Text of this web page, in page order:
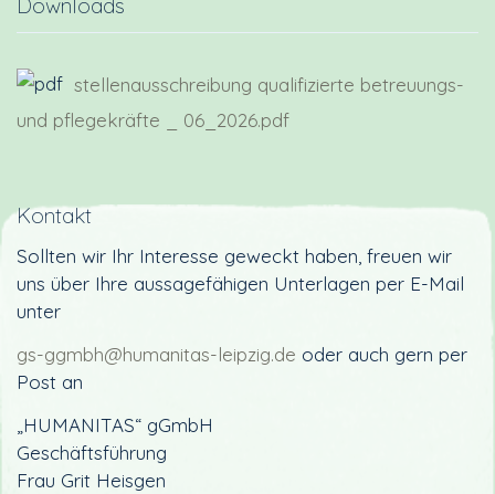
Downloads
stellenausschreibung qualifizierte betreuungs-
und pflegekräfte _ 06_2026.pdf
Kontakt
Sollten wir Ihr Interesse geweckt haben, freuen wir
uns über Ihre aussagefähigen Unterlagen per E-Mail
unter
gs-ggmbh@humanitas-leipzig.de oder auch gern per
Post an
„HUMANITAS“ gGmbH
Geschäftsführung
Frau Grit Heisgen